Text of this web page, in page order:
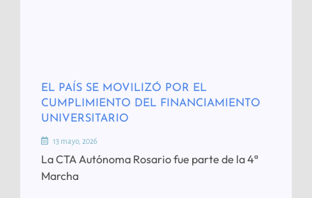
EL PAÍS SE MOVILIZÓ POR EL
CUMPLIMIENTO DEL FINANCIAMIENTO
UNIVERSITARIO
13 mayo, 2026
La CTA Autónoma Rosario fue parte de la 4ª
Marcha